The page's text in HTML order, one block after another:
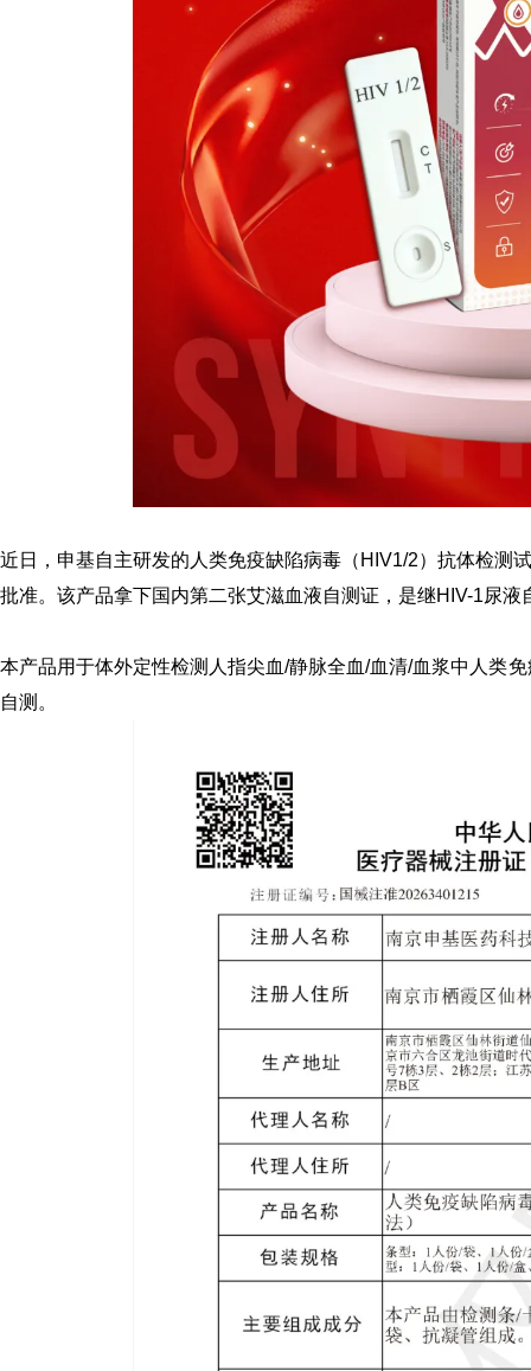
近日，申基自主研发的人类免疫缺陷病毒（HIV1/2）抗体检测
批准。该产品拿下国内第二张艾滋血液自测证，是继HIV-1尿
本产品用于体外定性检测人指尖血/静脉全血/血清/血浆中人类
自测。